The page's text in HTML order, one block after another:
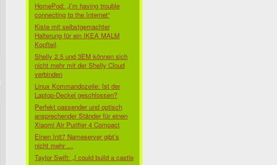
HomePod: „I’m having trouble
connecting to the Internet“
Kiste mit selbstgemachter
Halterung für ein IKEA MALM
Kopfteil
Shelly 2.5 und 3EM können sich
nicht mehr mit der Shelly Cloud
verbinden
Linux Kommandozeile: Ist der
Laptop-Deckel geschlossen?
Perfekt passender und optisch
ansprechender Ständer für einen
Xiaomi Air Purifier 4 Compact
Einen Init7 Nameserver gibt’s
nicht mehr …
Taylor Swift: „I could build a castle